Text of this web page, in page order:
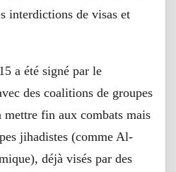
interdictions de visas et
a été signé par le
des coalitions de groupes
mettre fin aux combats mais
jihadistes (comme Al-
déjà visés par des